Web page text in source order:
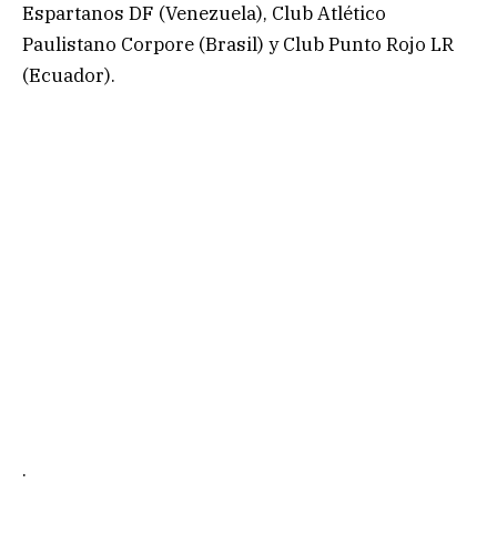
Espartanos DF (Venezuela), Club Atlético
Paulistano Corpore (Brasil) y Club Punto Rojo LR
(Ecuador).
.